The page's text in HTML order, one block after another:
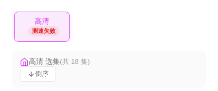
高清
测速失败
高清 选集(共 18 集)
倒序